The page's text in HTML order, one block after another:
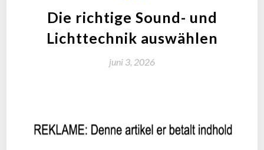
Die richtige Sound- und
Lichttechnik auswählen
juni 3, 2026